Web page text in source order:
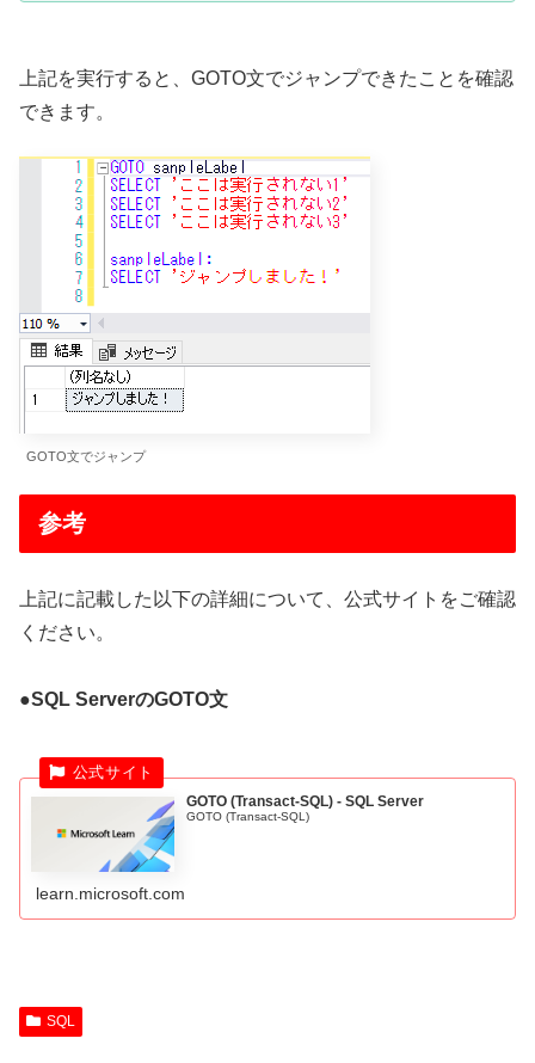
上記を実行すると、GOTO文でジャンプできたことを確認
できます。
GOTO文でジャンプ
参考
上記に記載した以下の詳細について、公式サイトをご確認
ください。
●SQL ServerのGOTO文
GOTO (Transact-SQL) - SQL Server
GOTO (Transact-SQL)
learn.microsoft.com
SQL